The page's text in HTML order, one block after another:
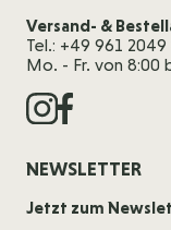
Versand- &
Tel.: +49 961 2049
Mo. - Fr. von 8:00
NEWSLETTER
Jetzt zum